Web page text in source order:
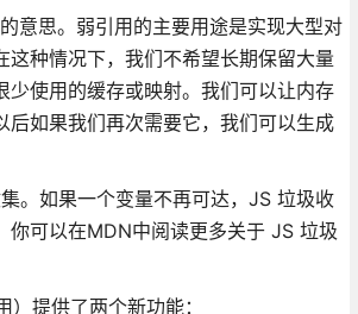
意思。弱引用的主要用途是实现大型对
这种情况下，我们不希望长期保留大量
少使用的缓存或映射。我们可以让内存
后如果我们再次需要它，我们可以生成
。如果一个变量不再可达，JS 垃圾收
你可以在MDN中阅读更多关于 JS 垃圾
提供了两个新功能：